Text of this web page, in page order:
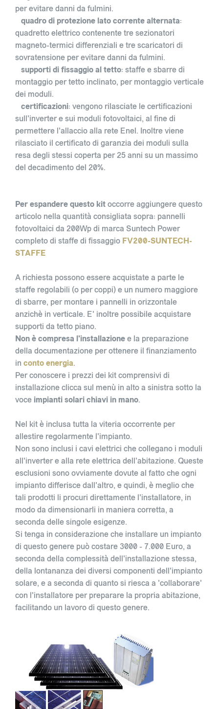
per evitare danni da fulmini.
quadro di protezione lato corrente alternata:
quadretto elettrico contenente tre sezionatori
magneto-termici differenziali e tre scaricatori di
sovratensione per evitare danni da fulmini.
supporti di fissaggio al tetto: staffe e sbarre di
montaggio per tetto inclinato, per montaggio verticale
dei moduli.
certificazioni: vengono rilasciate le certificazioni
sull'inverter e sui moduli fotovoltaici, al fine di
permettere l'allaccio alla rete Enel. Inoltre viene
rilasciato il certificato di garanzia dei moduli sulla
resa degli stessi coperta per 25 anni su un massimo
del decadimento del 20%.
Per espandere questo kitoccorre aggiungere questo
articolo nella quantità consigliata sopra: pannelli
fotovoltaici da 200Wp di marca Suntech Power
completo di staffe di fissaggio FV200-SUNTECH-
STAFFE
A richiesta possono essere acquistate a parte le
staffe regolabili (o per coppi) e un numero maggiore
di sbarre, per montare i pannelli in orizzontale
anzichè in verticale. E' inoltre possibile acquistare
supporti da tetto piano.
Non è compresa l'installazionee la preparazione
della documentazione per ottenere il finanziamento
in conto energia.
Per conoscere i prezzi dei kit comprensivi di
installazione clicca sul menù in alto a sinistra sotto la
voce impianti solari chiavi in mano.
Nel kit è inclusa tutta la viteria occorrente per
allestire regolarmente l'impianto.
Non sono inclusi i cavi elettrici che collegano i moduli
all'inverter e alla rete elettrica dell'abitazione. Queste
esclusioni sono ovviamente dovute al fatto che ogni
impianto differisce dall'altro, e quindi, è meglio che
tali prodotti li procuri direttamente l'installatore, in
modo da dimensionarli in maniera corretta, a
seconda delle singole esigenze.
Si tenga in considerazione che installare un impianto
di questo genere può costare 3000 - 7.000 Euro, a
seconda della complessità dell'installazione stessa,
della lontananza dei diversi componenti dell'impianto
solare, e a seconda di quanto si riesca a 'collaborare'
con l'installatore per preparare la propria abitazione,
facilitando un lavoro di questo genere.